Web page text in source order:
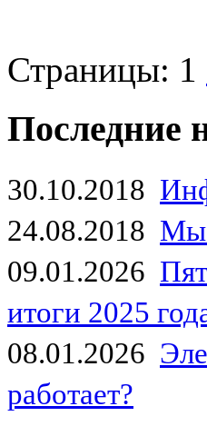
Страницы: 1
Последние
30.10.2018
24.08.2018 Мы
09.01.2026
итоги 2025
08.01.2026
работает?